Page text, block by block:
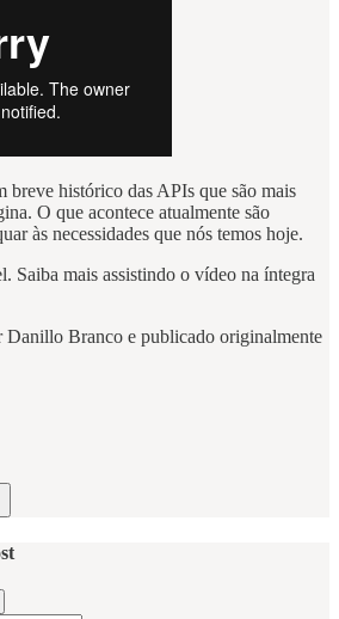
breve histórico das APIs que são mais
O que acontece atualmente são
às necessidades que nós temos hoje.
Saiba mais assistindo o vídeo na íntegra
Danillo Branco e publicado originalmente